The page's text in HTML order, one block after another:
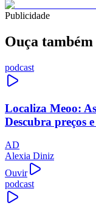
Publicidade
Ouça também
podcast
Localiza Meoo:
Descubra preços
AD
Alexia Diniz
Ouvir
podcast